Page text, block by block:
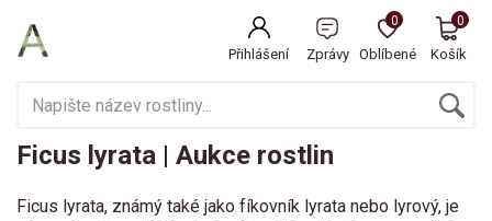
Přihlášení Zprávy Oblíbené
0
Košík
0
Ficus lyrata | Aukce rostlin
Ficus lyrata, známý také jako fíkovník lyrata nebo lyrový, je